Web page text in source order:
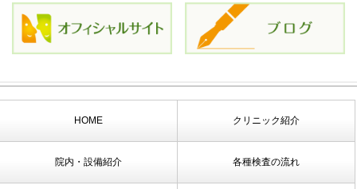
HOME クリニック紹介
院内・設備紹介 各種検査の流れ